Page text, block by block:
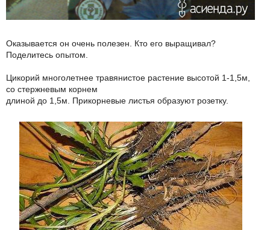
Оказывается он очень полезен. Кто его выращивал?
Поделитесь опытом.
Цикорий многолетнее травянистое растение высотой 1-1,5м,
со стержневым корнем
длиной до 1,5м. Прикорневые листья образуют розетку.